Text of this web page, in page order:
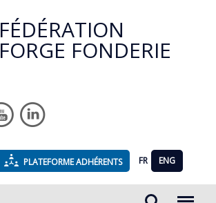
FÉDÉRATION
FORGE FONDERIE
PLATEFORME ADHÉRENTS FR ENG
Rechercher...